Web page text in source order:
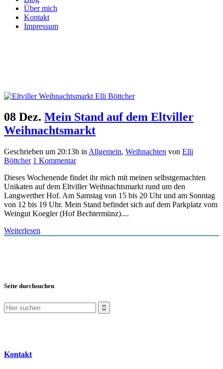
Über mich
Kontakt
Impressum
08 Dez. Mein Stand auf dem Eltviller
Weihnachtsmarkt
Geschrieben um 20:13h in Allgemein, Weihnachten von Elli
Böttcher 1 Kommentar
Dieses Wochenende findet ihr mich mit meinen selbstgemachten
Unikaten auf dem Eltviller Weihnachtsmarkt rund um den
Langwerther Hof. Am Samstag von 15 bis 20 Uhr und am Sonntag
von 12 bis 19 Uhr. Mein Stand befindet sich auf dem Parkplatz vom
Weingut Koegler (Hof Bechtermünz)....
Weiterlesen
Seite durchsuchen
Suchen
nach:
Kontakt